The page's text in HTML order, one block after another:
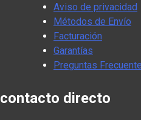
Aviso de privacidad
Métodos de Envío
Facturación
Garantías
Preguntas
contacto directo